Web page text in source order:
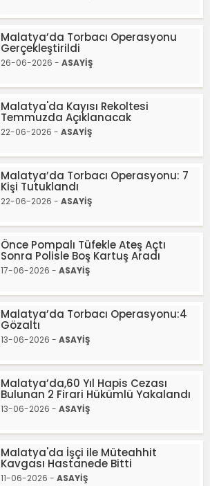
Malatya’da Torbacı Operasyonu
Gerçekleştirildi
26-06-2026 - ASAYİŞ
Malatya'da Kayısı Rekoltesi
Temmuzda Açıklanacak
22-06-2026 - ASAYİŞ
Malatya’da Torbacı Operasyonu: 7
Kişi Tutuklandı
22-06-2026 - ASAYİŞ
Önce Pompalı Tüfekle Ateş Açtı
Sonra Polisle Boş Kartuş Aradı
17-06-2026 - ASAYİŞ
Malatya’da Torbacı Operasyonu:4
Gözaltı
13-06-2026 - ASAYİŞ
Malatya’da,60 Yıl Hapis Cezası
Bulunan 2 Firari Hükümlü Yakalandı
13-06-2026 - ASAYİŞ
Malatya'da İşçi ile Müteahhit
Kavgası Hastanede Bitti
11-06-2026 - ASAYİŞ